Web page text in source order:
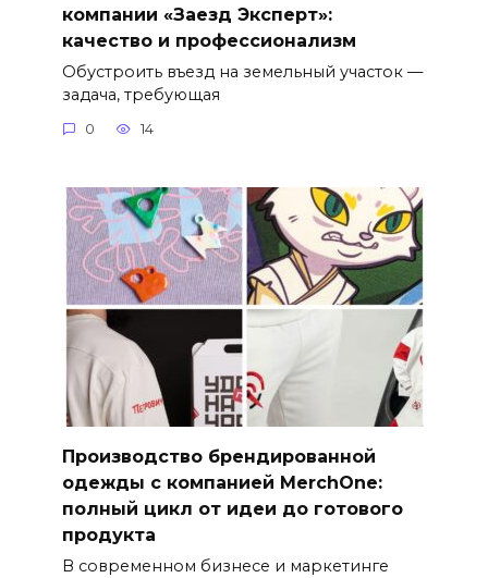
компании «Заезд Эксперт»:
качество и профессионализм
Обустроить въезд на земельный участок —
задача, требующая
0 14
Производство брендированной
одежды с компанией MerchOne:
полный цикл от идеи до готового
продукта
В современном бизнесе и маркетинге